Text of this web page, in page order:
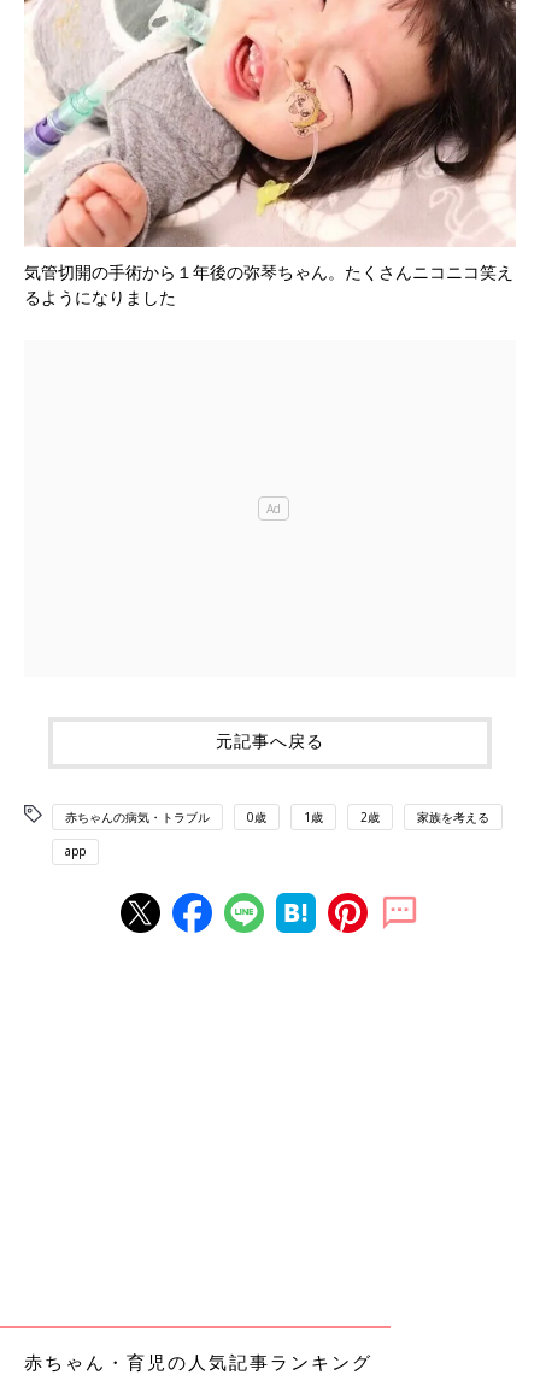
気管切開の手術から１年後の弥琴ちゃん。たくさんニコニコ笑え
るようになりました
元記事へ戻る
赤ちゃんの病気・トラブル 0歳 1歳 2歳 家族を考える
app
赤ちゃん・育児の人気記事ランキング